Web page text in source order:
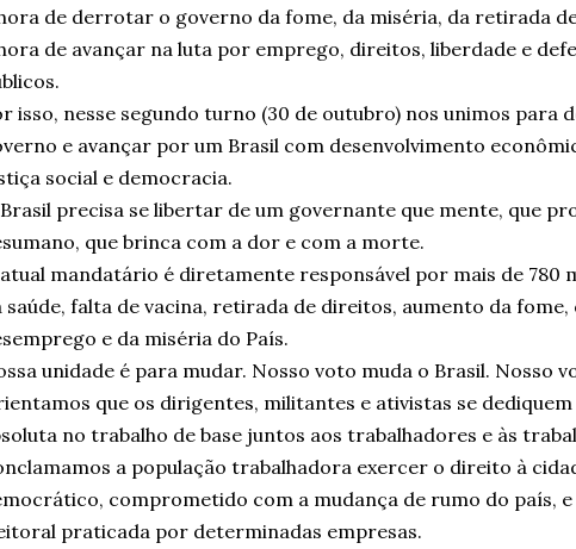
de derrotar o governo da fome, da miséria, da retirada
de avançar na luta por emprego, direitos, liberdade e
isso, nesse segundo turno (30 de outubro) nos unimos para
e avançar por um Brasil com desenvolvimento
social e democracia.
precisa se libertar de um governante que mente, que
que brinca com a dor e com a morte.
mandatário é diretamente responsável por mais de 780
saúde, falta de vacina, retirada de direitos, aumento da
e da miséria do País.
unidade é para mudar. Nosso voto muda o Brasil. Nosso
que os dirigentes, militantes e ativistas se
no trabalho de base juntos aos trabalhadores e às
a população trabalhadora exercer o direito à
comprometido com a mudança de rumo do país, e
praticada por determinadas empresas.